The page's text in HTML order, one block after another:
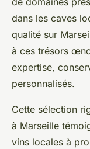
dans les caves
qualité sur
à ces trésors
expertise,
personnalisés.
Cette sélection
à Marseille
vins locales à